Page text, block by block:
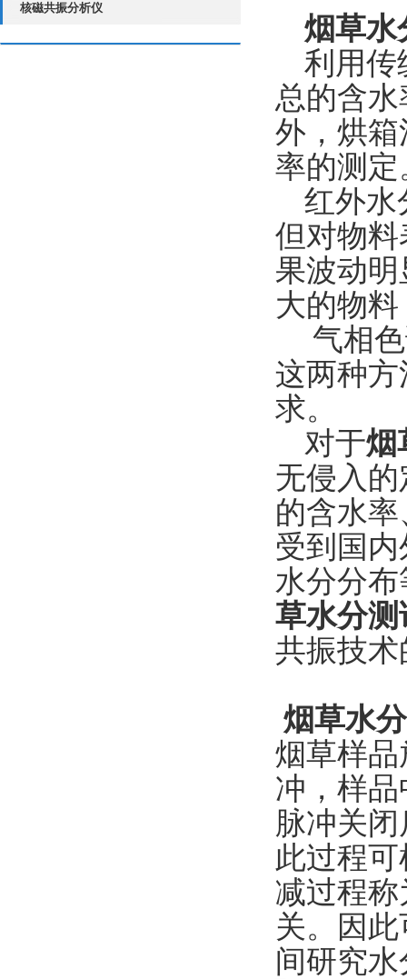
核磁共振分析仪
烟草水
利用传
总的含
外，烘
率的测定
红外水
但对物
果波动
大的物
气相
这两种
求。
对于烟
无侵入
的含水
受到国
水分分
草水分测
共振技
烟草水
烟草样
冲，样
脉冲关
此过程
减过程
关。因
间研究